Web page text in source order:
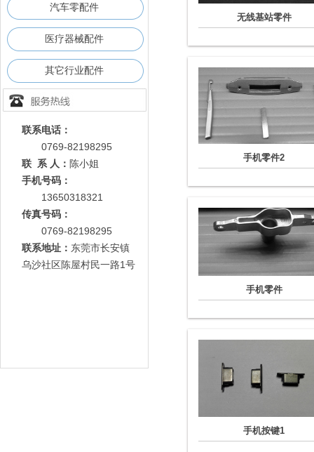
汽车零配件
医疗器械配件
其它行业配件
联系电话：
0769-82198295
联 系 人： 陈小姐
手机号码：
13650318321
传真号码：
0769-82198295
联系地址： 东莞市长安镇
乌沙社区陈屋村民一路1号
无线基站零件
手机零件2
手机零件
手机按键1